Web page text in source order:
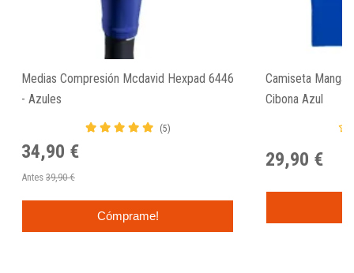
Medias Compresión Mcdavid Hexpad 6446
- Azules
(5)
34,90 €
Antes 39,90 €
Cómprame!
Camiseta Manga
Cibona Azul
29,90 €